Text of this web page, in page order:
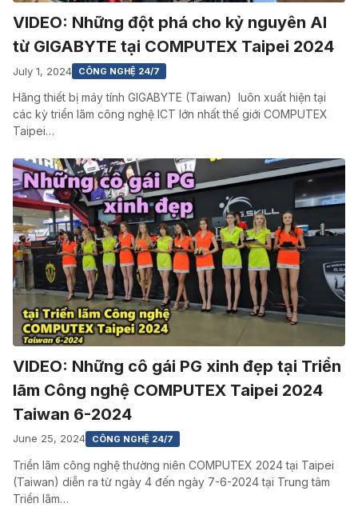
VIDEO: Những đột phá cho kỷ nguyên AI
từ GIGABYTE tại COMPUTEX Taipei 2024
July 1, 2024 CÔNG NGHỆ 24/7
Hãng thiết bị máy tính GIGABYTE (Taiwan) luôn xuất hiện tại
các kỳ triển lãm công nghệ ICT lớn nhất thế giới COMPUTEX
Taipei…
VIDEO: Những cô gái PG xinh đẹp tại Triển
lãm Công nghệ COMPUTEX Taipei 2024
Taiwan 6-2024
June 25, 2024 CÔNG NGHỆ 24/7
Triển lãm công nghệ thường niên COMPUTEX 2024 tại Taipei
(Taiwan) diễn ra từ ngày 4 đến ngày 7-6-2024 tại Trung tâm
Triển lãm…